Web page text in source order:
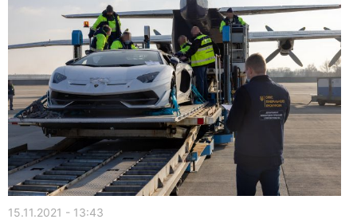
15.11.2021 - 13:43